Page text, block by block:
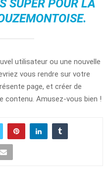
SUPER POUR LA
utilisateur ou une nouvelle
vous rendre sur votre
page, et créer de
contenu. Amusez-vous bien !